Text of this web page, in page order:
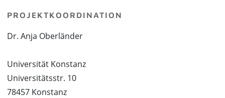
PROJEKTKOORDINATION
Dr. Anja Oberländer
Universität Konstanz
Universitätsstr. 10
78457 Konstanz